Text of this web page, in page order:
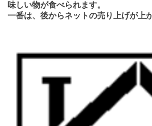
味しい物が食べられます。
一番は、後からネットの売り上げが上